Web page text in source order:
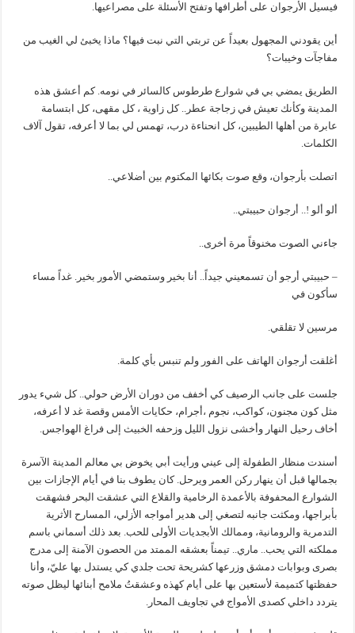
فيسيل الأرجوان على أطرافها وتفتح الأسئلة على مصراعيها.
أين يقودني المجهول بعيداً عن تربتي التي نبت فيها؟ ماذا يخبئ لي الغيب من
مفاجآت وخيبات؟
الطريق يمضي بي في شوارع طرطوس كالسائر في نومه. كم أعشق هذه
المدينة وكأنك تعيش في زجاجة عطر.. كل زاوية ، كل مقهى، كل ابتسامة
عابرة من أهلها الطيبين، كل انحناءة درب، تهمس لي بما لا أعرفه، تقول آلاف
الكلمات.
اتصلت بأرجوان، وقع صوت بكائها المكتوم بين أضلاعي..
ألو ألو !.. أرجوان حبيبتي..
جاءني الصوت مخنوقاً مرة أخرى..
– حبيبتي أرجو أن تسمعيني جيداً.. أنا بخير وستمضي الأمور بخير. غداً مساء
سأكون في
مرسين لا تقلقي.
أغلقت أرجوان الهاتف على الفور ولم تنبس بأي كلمة.
جلست على جانب الرصيف كي أخفف من دوران الأرض حولي.. كل شيء يدور
مثل كون مجنون، كواكب، نجوم ،أجرام، حكايات الأمس وقصة غد لا أعرفه،
أخاف رحيل النهار وأخشى نزول الليل وزحفه الخبيث إلى فراغ الهواجس.
أسندت منظار الطفولة إلى عيني ورأيت أبي يخوض بي معالم المدينة الآسرة
بجمالها قبل أن ينهار ركن العمر ويرحل. كان يطوف بنا في أيام الإجازات بين
الشوارع المحفوفة بالأعمدة الرخامية والقلاع التي عشقت البحر فشهقت
بأبراجها، ومكثت جانبه لتصغي إلى هدير أمواجه الأزلي، المسارح الأثرية
التدمرية والرومانية، وممالك الأبجديات الأولى للحب. بعد ذلك أسماني باسم
مملكته التي يحب.. ماري.. تيمناً بعشقه الممتد من الحصون الآمنة إلى مدرج
بصرى وبوابات دمشق وزرعها كشريحة تحت جلدي كي يستدل بها عليّ، وأنا
حفظتها كتميمة لأستعين بها على أيام كهذه وعشقتُ ملامح أبنائها ليظل صوته
يتردد داخلي كصدى الأمواج في تجاويف المحار.